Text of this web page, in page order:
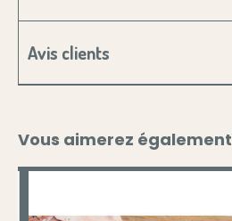
Avis clients
Vous aimerez également